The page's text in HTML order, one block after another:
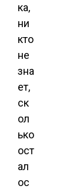
ка,
ни
кто
не
зна
ет,
ск
ол
ько
ост
ал
ос